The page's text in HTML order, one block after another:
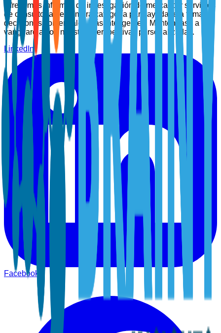
Ofrecemos informes de investigación de mercado y servicios
de consultoría de primera categoría para ayudarle a tomar
decisiones comerciales más inteligentes. Manténgase a la
vanguardia con nuestras perspectivas personalizadas.
LinkedIn
Facebook